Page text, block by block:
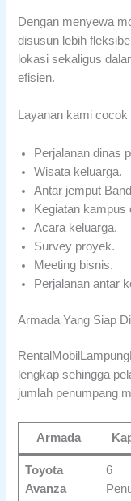
Dengan menyewa
disusun lebih
lokasi sekaligus
efisien.
Layanan kami cocok
Perjalanan dinas
Wisata keluarga.
Antar jemput
Kegiatan kampus
Acara keluarga.
Survey proyek.
Meeting bisnis.
Perjalanan antar
Armada Yang Siap
lengkap sehingga
jumlah penumpang
Armada
Toyota
Avanza
6